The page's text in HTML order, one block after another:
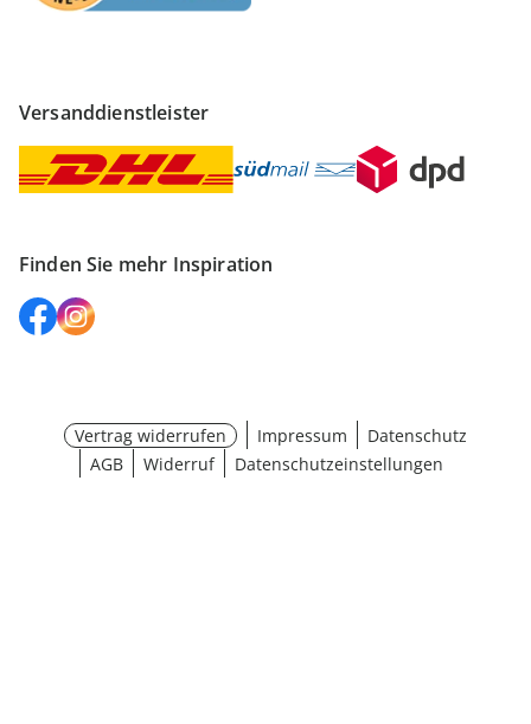
Versanddienstleister
Finden Sie mehr Inspiration
Vertrag widerrufen Impressum
Datenschutz
AGB
Widerruf Datenschutzeinstellungen